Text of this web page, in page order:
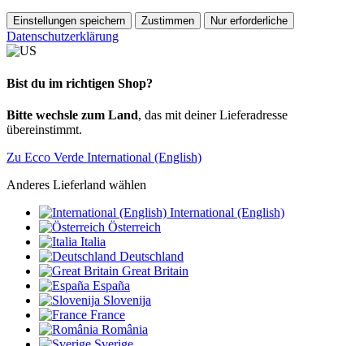
Einstellungen speichern Zustimmen Nur erforderliche
Datenschutzerklärung
Bist du im richtigen Shop?
Bitte wechsle zum Land, das mit deiner Lieferadresse
übereinstimmt.
Zu Ecco Verde International (English)
Anderes Lieferland wählen
International (English)
Österreich
Italia
Deutschland
Great Britain
España
Slovenija
France
România